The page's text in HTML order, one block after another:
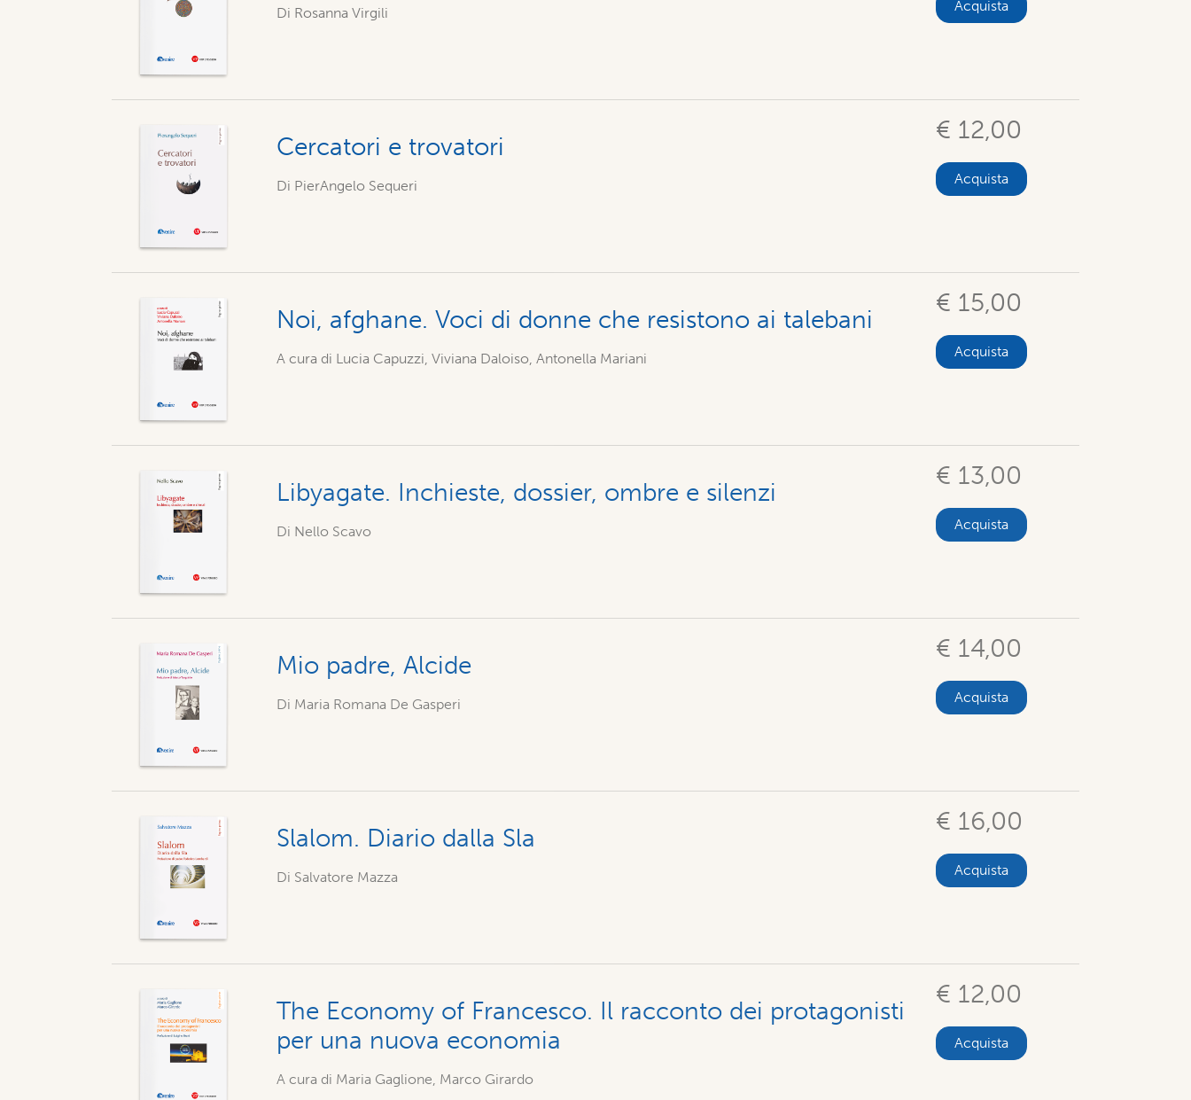
Di Rosanna Virgili Acquista
Cercatori e trovatori
Di PierAngelo Sequeri
€ 12,00
Acquista
Noi, afghane. Voci di donne che resistono ai talebani
A cura di Lucia Capuzzi, Viviana Daloiso, Antonella Mariani
€ 15,00
Acquista
Libyagate. Inchieste, dossier, ombre e silenzi
Di Nello Scavo
€ 13,00
Acquista
Mio padre, Alcide
Di Maria Romana De Gasperi
€ 14,00
Acquista
Slalom. Diario dalla Sla
Di Salvatore Mazza
€ 16,00
Acquista
The Economy of Francesco. Il racconto dei protagonisti
per una nuova economia
A cura di Maria Gaglione, Marco Girardo
€ 12,00
Acquista